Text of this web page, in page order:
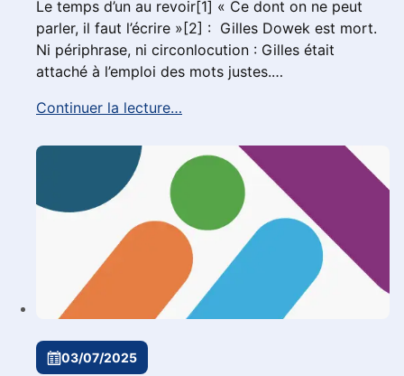
Le temps d’un au revoir[1] « Ce dont on ne peut
parler, il faut l’écrire »[2] : Gilles Dowek est mort.
Ni périphrase, ni circonlocution : Gilles était
attaché à l’emploi des mots justes.…
Continuer la lecture…
03/07/2025